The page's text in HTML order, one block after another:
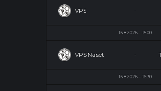
VPS -
15.8.2026 15:00
VPS Naiset -
15.8.2026 16:30